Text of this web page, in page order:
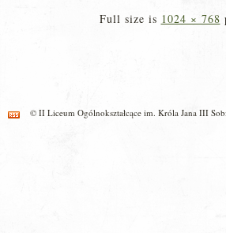
Full size is 1024 × 768
© II Liceum Ogólnokształcące im. Króla Jana III